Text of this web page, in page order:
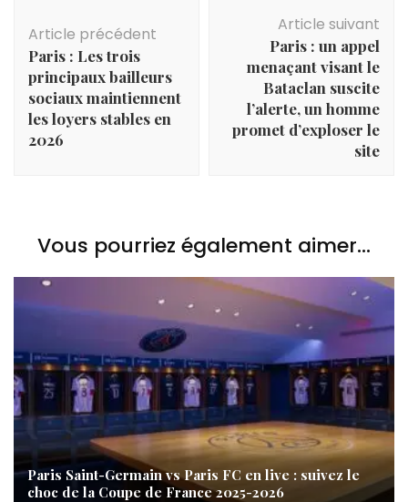
d'article
Article précédent
Paris : Les trois
principaux bailleurs
sociaux maintiennent
les loyers stables en
2026
Article suivant
Paris : un appel
menaçant visant le
Bataclan suscite
l’alerte, un homme
promet d’exploser le
site
Vous pourriez également aimer...
Paris Saint-Germain vs Paris FC en live : suivez le
choc de la Coupe de France 2025-2026